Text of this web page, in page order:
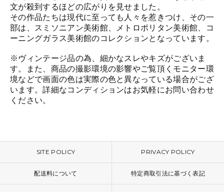
文が殺到するほどの広がりを見せました。
その作品たちは現代に至っても人々を惹きつけ、その一
部は、スミソニアン美術館、メトロポリタン美術館、コ
ーニングガラス美術館のコレクションとなっています。
※ヴィンテージ品の為、細かなスレやキズがございま
す。また、商品の撮影環境の影響やご覧頂くモニター環
境などで画面の色は実際の色と異なっている場合がござ
います。詳細なコンディションはお気軽にお問い合わせ
ください。
SITE POLICY PRIVACY POLICY
配送料について 特定商取引法に基づく表記